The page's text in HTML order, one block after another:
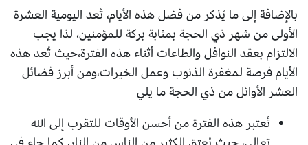
بالإضافة إلى ما يُذكر من فضل هذه الأيام، تُعد اليومية العشرة
الأولى من شهر ذي الحجة بمثابة بركة للمؤمنين، لذا يجب
الالتزام بعقد النوافل والطاعات أثناء هذه الفترة،حيث تُعد هذه
الأيام فرصة لمغفرة الذنوب وعمل الخيرات،ومن أبرز فضائل
العشر الأوائل من ذي الحجة ما يلي
تُعتبر هذه الفترة من أحسن الأوقات للتقرب إلى الله